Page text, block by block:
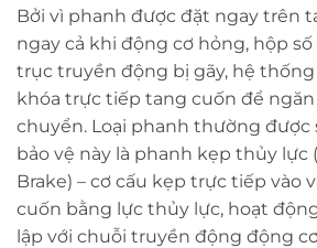
Bởi vì phanh được đặt ngay trên
ngay cả khi động cơ hỏng, hộp
trục truyền động bị gãy, hệ
khóa trực tiếp tang cuốn để
chuyển. Loại phanh thường được
bảo vệ này là phanh kẹp thủy lực
Brake) – cơ cấu kẹp trực tiếp vào
cuốn bằng lực thủy lực, hoạt
lập với chuỗi truyền động động